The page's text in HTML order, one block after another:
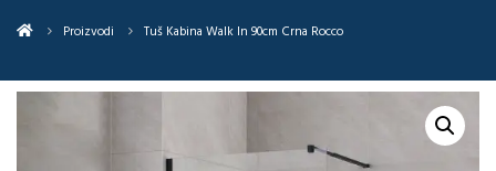
Proizvodi Tuš Kabina Walk In 90cm Crna Rocco